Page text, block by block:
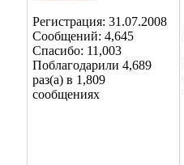
Регистрация: 31.07.2008
Сообщений: 4,645
Спасибо: 11,003
Поблагодарили 4,689
раз(а) в 1,809
сообщениях